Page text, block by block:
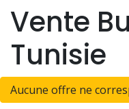
Vente
Tunisie
Aucune offre ne